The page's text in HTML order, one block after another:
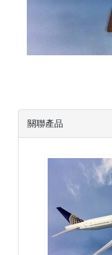
關聯產品